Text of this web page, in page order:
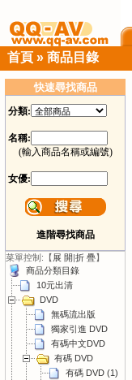
首頁 » 商品目錄
快速尋找商品
分類:
名稱:
(輸入商品名稱或編號)
女優:
進階尋找商品
菜單控制:【展 開|折 疊】
商品分類目錄
10元出清
DVD
無碼流出版
獨家引進 DVD
有碼中文DVD
有碼 DVD
有碼 DVD (1)